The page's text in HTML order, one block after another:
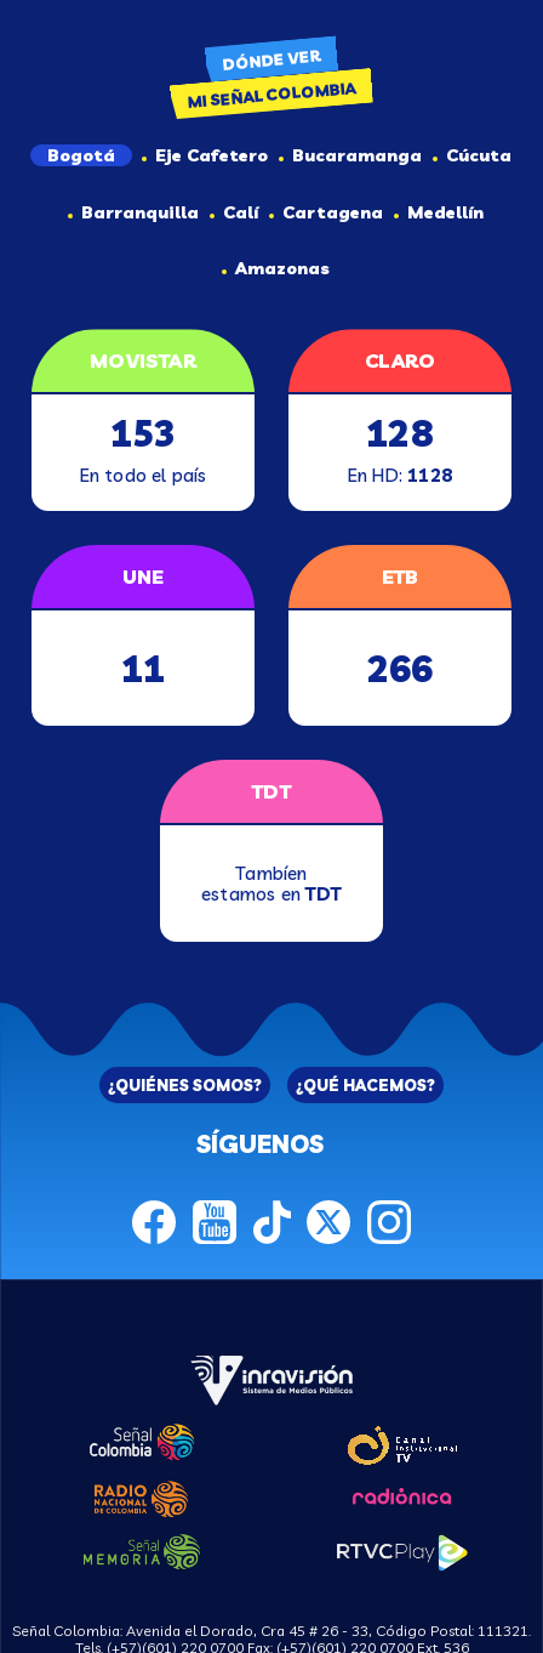
DÓNDE VER
MI SEÑAL COLOMBIA
Bogotá Eje Cafetero Bucaramanga Cúcuta
Barranquilla Calí Cartagena Medellín
Amazonas
MOVISTAR
153
En todo el país
CLARO
128
En HD:1128
UNE
11
ETB
266
TDT
Tambíen
estamos enTDT
¿QUIÉNES SOMOS? ¿QUÉ HACEMOS?
SÍGUENOS
Señal Colombia: Avenida el Dorado, Cra 45 # 26 - 33, Código Postal: 111321.
Tels. (+57)(601) 220 0700 Fax: (+57)(601) 220 0700 Ext. 536